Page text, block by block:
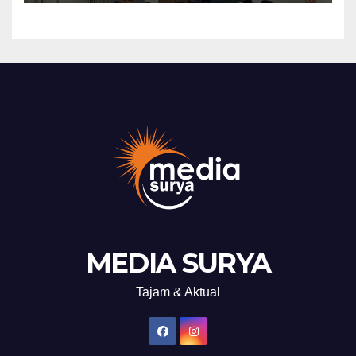
MEDIA SURYA
Tajam & Aktual